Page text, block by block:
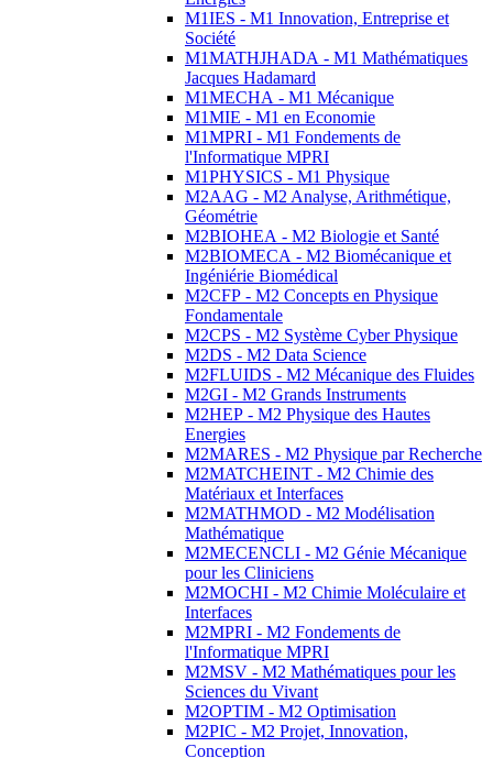
M1IES - M1 Innovation, Entreprise et
Société
M1MATHJHADA - M1 Mathématiques
Jacques Hadamard
M1MECHA - M1 Mécanique
M1MIE - M1 en Economie
M1MPRI - M1 Fondements de
l'Informatique MPRI
M1PHYSICS - M1 Physique
M2AAG - M2 Analyse, Arithmétique,
Géométrie
M2BIOHEA - M2 Biologie et Santé
M2BIOMECA - M2 Biomécanique et
Ingéniérie Biomédical
M2CFP - M2 Concepts en Physique
Fondamentale
M2CPS - M2 Système Cyber Physique
M2DS - M2 Data Science
M2FLUIDS - M2 Mécanique des Fluides
M2GI - M2 Grands Instruments
M2HEP - M2 Physique des Hautes
Energies
M2MARES - M2 Physique par Recherche
M2MATCHEINT - M2 Chimie des
Matériaux et Interfaces
M2MATHMOD - M2 Modélisation
Mathématique
M2MECENCLI - M2 Génie Mécanique
pour les Cliniciens
M2MOCHI - M2 Chimie Moléculaire et
Interfaces
M2MPRI - M2 Fondements de
l'Informatique MPRI
M2MSV - M2 Mathématiques pour les
Sciences du Vivant
M2OPTIM - M2 Optimisation
M2PIC - M2 Projet, Innovation,
Conception